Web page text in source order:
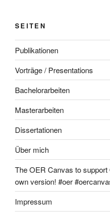
SEITEN
Publikationen
Vorträge / Presentations
Bachelorarbeiten
Masterarbeiten
Dissertationen
Über mich
The OER Canvas to
own version! #oer
Impressum